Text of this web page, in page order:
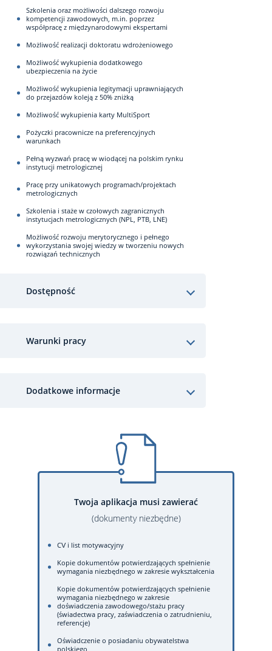
Szkolenia oraz możliwości dalszego rozwoju
kompetencji zawodowych, m.in. poprzez
współpracę z międzynarodowymi ekspertami
Możliwość realizacji doktoratu wdrożeniowego
Możliwość wykupienia dodatkowego
ubezpieczenia na życie
Możliwość wykupienia legitymacji uprawniających
do przejazdów koleją z 50% zniżką
Możliwość wykupienia karty MultiSport
Pożyczki pracownicze na preferencyjnych
warunkach
Pełną wyzwań pracę w wiodącej na polskim rynku
instytucji metrologicznej
Pracę przy unikatowych programach/projektach
metrologicznych
Szkolenia i staże w czołowych zagranicznych
instytucjach metrologicznych (NPL, PTB, LNE)
Możliwość rozwoju merytorycznego i pełnego
wykorzystania swojej wiedzy w tworzeniu nowych
rozwiązań technicznych
Dostępność
Warunki pracy
Dodatkowe informacje
Twoja aplikacja musi zawierać
(dokumenty niezbędne)
CV i list motywacyjny
Kopie dokumentów potwierdzających spełnienie
wymagania niezbędnego w zakresie wykształcenia
Kopie dokumentów potwierdzających spełnienie
wymagania niezbędnego w zakresie
doświadczenia zawodowego/stażu pracy
(świadectwa pracy, zaświadczenia o zatrudnieniu,
referencje)
Oświadczenie o posiadaniu obywatelstwa
polskiego